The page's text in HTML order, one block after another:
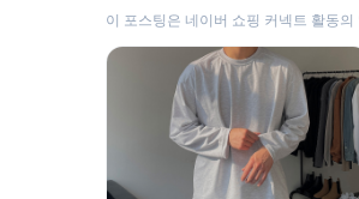
이 포스팅은 네이버 쇼핑 커넥트 활동